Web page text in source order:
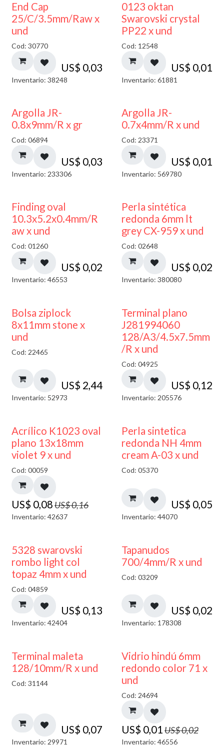
End Cap
25/C/3.5mm/Raw x
und
Cod: 30770
US$ 0,03
Inventario: 38248
0123 oktan
Swarovski crystal
PP22 x und
Cod: 12548
US$ 0,01
Inventario: 61881
Argolla JR-
0.8x9mm/R x gr
Cod: 06894
US$ 0,03
Inventario: 233306
Argolla JR-
0.7x4mm/R x und
Cod: 23371
US$ 0,01
Inventario: 569780
Finding oval
10.3x5.2x0.4mm/R
aw x und
Cod: 01260
US$ 0,02
Inventario: 46553
Perla sintética
redonda 6mm lt
grey CX-959 x und
Cod: 02648
US$ 0,02
Inventario: 380080
¡NUEVO!
Bolsa ziplock
8x11mm stone x
und
Cod: 22465
US$ 2,44
Inventario: 52973
Terminal plano
J281994060
128/A3/4.5x7.5mm
/R x und
Cod: 04925
US$ 0,12
Inventario: 205576
50% DESCUENTO
Acrílico K1023 oval
plano 13x18mm
violet 9 x und
Cod: 00059
US$ 0,08US$0,16
Inventario: 42637
Perla sintetica
redonda NH 4mm
cream A-03 x und
Cod: 05370
US$ 0,05
Inventario: 44070
5328 swarovski
rombo light col
topaz 4mm x und
Cod: 04859
US$ 0,13
Inventario: 42404
Tapanudos
700/4mm/R x und
Cod: 03209
US$ 0,02
Inventario: 178308
Terminal maleta
128/10mm/R x und
Cod: 31144
US$ 0,07
Inventario: 29971
40% DESCUENTO
Vidrio hindú 6mm
redondo color 71 x
und
Cod: 24694
US$ 0,01US$0,02
Inventario: 46556